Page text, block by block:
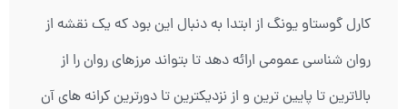
کارل گوستاو یونگ از ابتدا به دنبال این بود که یک نقشه از
روان شناسی عمومی ارائه دهد تا بتواند مرزهای روان را از
بالاترین تا پایین ترین و از نزدیکترین تا دورترین کرانه های آن